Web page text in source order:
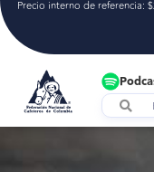
Precio interno de referencia: